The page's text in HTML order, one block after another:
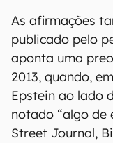
As afirmações
publicado pelo
aponta uma
2013, quando,
Epstein ao lado
notado “algo de
Street Journal,